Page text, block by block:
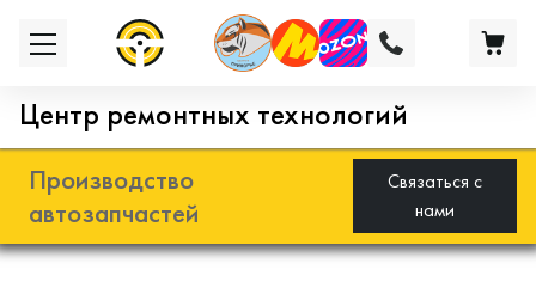
Центр ремонтных технологий
Производство
автозапчастей
Связаться с
нами